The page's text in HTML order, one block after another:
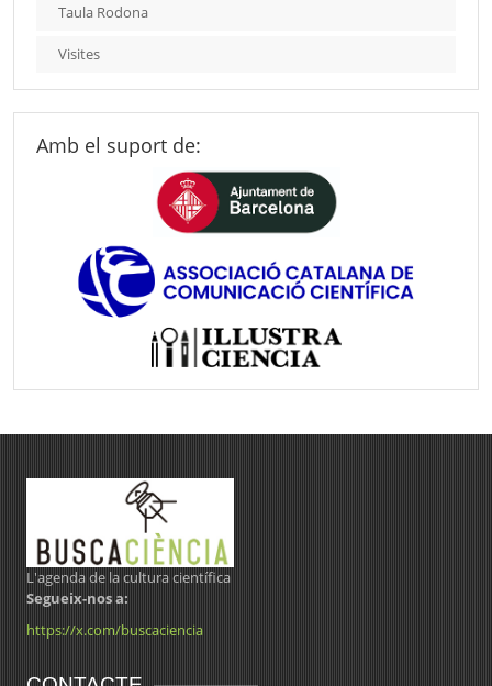
Taula Rodona
Visites
Amb el suport de:
L'agenda de la cultura científica
Segueix-nos a:
https://x.com/buscaciencia